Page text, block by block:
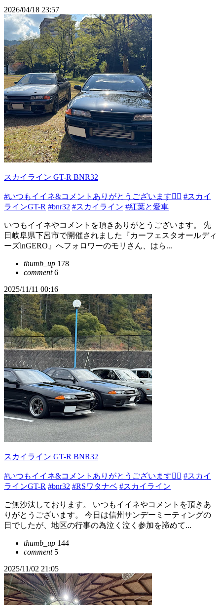
2026/04/18 23:57
スカイライン GT-R BNR32
#いつもイイネ&コメントありがとうございます🙇‍♂️ #スカイ
ラインGT-R #bnr32 #スカイライン #紅葉と愛車
いつもイイネやコメントを頂きありがとうございます。 先
日岐阜県下呂市で開催されました『カーフェスタオールディ
ーズinGERO』へフォロワーのモリさん、はら...
thumb_up 178
comment6
2025/11/11 00:16
スカイライン GT-R BNR32
#いつもイイネ&コメントありがとうございます🙇‍♂️ #スカイ
ラインGT-R #bnr32 #RSワタナベ #スカイライン
ご無沙汰しております。 いつもイイネやコメントを頂きあ
りがとうございます。 今日は信州サンデーミーティングの
日でしたが、地区の行事の為泣く泣く参加を諦めて...
thumb_up 144
comment5
2025/11/02 21:05